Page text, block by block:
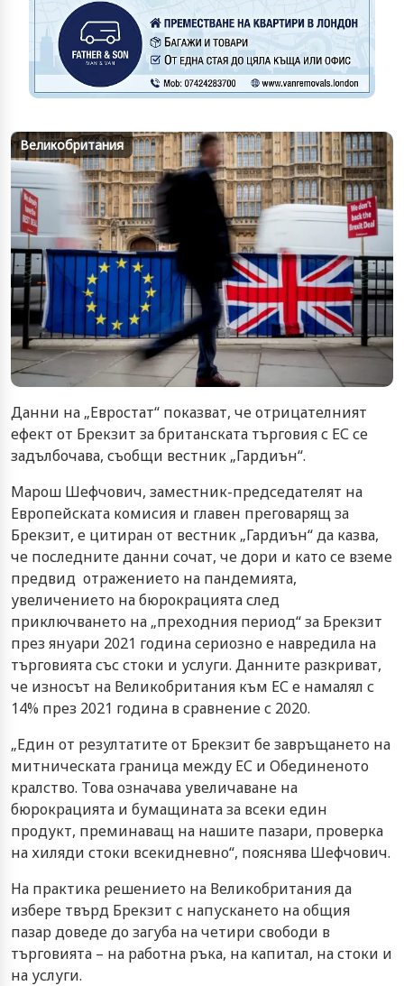
Великобритания
Данни на „Евростат“ показват, че отрицателният
ефект от Брекзит за британската търговия с ЕС се
задълбочава, съобщи вестник „Гардиън“.
Марош Шефчович, заместник-председателят на
Европейската комисия и главен преговарящ за
Брекзит, е цитиран от вестник „Гардиън“ да казва,
че последните данни сочат, че дори и като се вземе
предвид отражението на пандемията,
увеличението на бюрокрацията след
приключването на „преходния период“ за Брекзит
през януари 2021 година сериозно е навредила на
търговията със стоки и услуги. Данните разкриват,
че износът на Великобритания към ЕС е намалял с
14% през 2021 година в сравнение с 2020.
„Един от резултатите от Брекзит бе завръщането на
митническата граница между ЕС и Обединеното
кралство. Това означава увеличаване на
бюрокрацията и бумащината за всеки един
продукт, преминаващ на нашите пазари, проверка
на хиляди стоки всекидневно“, пояснява Шефчович.
На практика решението на Великобритания да
избере твърд Брекзит с напускането на общия
пазар доведе до загуба на четири свободи в
търговията – на работна ръка, на капитал, на стоки и
на услуги.